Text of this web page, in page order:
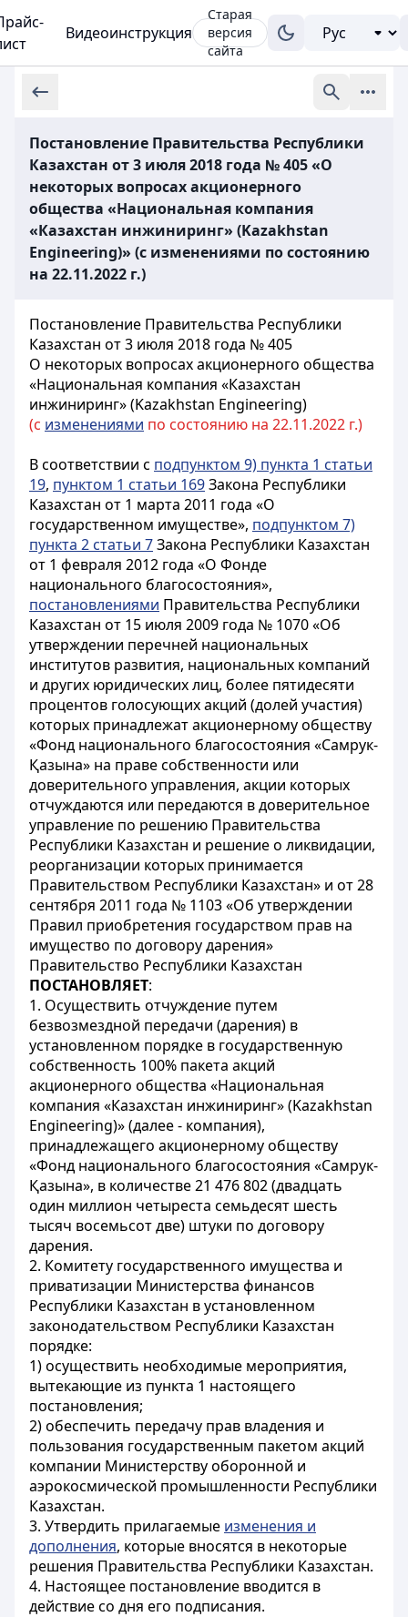
Видеоинструкция
Старая
версия
сайта
Постановление Правительства Республики
Казахстан от 3 июля 2018 года № 405 «О
некоторых вопросах акционерного
общества «Национальная компания
«Казахстан инжиниринг» (Kazakhstan
Engineering)» (с изменениями по состоянию
на 22.11.2022 г.)
Постановление Правительства Республики
Казахстан от 3 июля 2018 года № 405
О некоторых вопросах акционерного общества
«Национальная компания «Казахстан
инжиниринг» (Kazakhstan Engineering)
(с изменениями по состоянию на 22.11.2022 г.)
В соответствии с подпунктом 9) пункта 1 статьи
19, пунктом 1 статьи 169Закона Республики
Казахстан от 1 марта 2011 года «О
государственном имуществе», подпунктом 7)
пункта 2 статьи 7Закона Республики Казахстан
от 1 февраля 2012 года «О Фонде
национального благосостояния»,
постановлениями Правительства Республики
Казахстан от 15 июля 2009 года № 1070 «Об
утверждении перечней национальных
институтов развития, национальных компаний
и других юридических лиц, более пятидесяти
процентов голосующих акций (долей участия)
которых принадлежат акционерному обществу
«Фонд национального благосостояния «Самрук-
Қазына» на праве собственности или
доверительного управления, акции которых
отчуждаются или передаются в доверительное
управление по решению Правительства
Республики Казахстан и решение о ликвидации,
реорганизации которых принимается
Правительством Республики Казахстан» и от 28
сентября 2011 года № 1103 «Об утверждении
Правил приобретения государством прав на
имущество по договору дарения»
Правительство Республики Казахстан
ПОСТАНОВЛЯЕТ:
1. Осуществить отчуждение путем
безвозмездной передачи (дарения) в
установленном порядке в государственную
собственность 100% пакета акций
акционерного общества «Национальная
компания «Казахстан инжиниринг» (Kazakhstan
Engineering)» (далее - компания),
принадлежащего акционерному обществу
«Фонд национального благосостояния «Самрук-
Қазына», в количестве 21 476 802 (двадцать
один миллион четыреста семьдесят шесть
тысяч восемьсот две) штуки по договору
дарения.
2. Комитету государственного имущества и
приватизации Министерства финансов
Республики Казахстан в установленном
законодательством Республики Казахстан
порядке:
1) осуществить необходимые мероприятия,
вытекающие из пункта 1 настоящего
постановления;
2) обеспечить передачу прав владения и
пользования государственным пакетом акций
компании Министерству оборонной и
аэрокосмической промышленности Республики
Казахстан.
3. Утвердить прилагаемые изменения и
дополнения, которые вносятся в некоторые
решения Правительства Республики Казахстан.
4. Настоящее постановление вводится в
действие со дня его подписания.